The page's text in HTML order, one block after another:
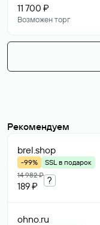
11 700 ₽
Возможен торг
Рекомендуем
brel.shop
-99%
SSL в подарок
14 982 ₽
189 ₽
?
ohno.ru